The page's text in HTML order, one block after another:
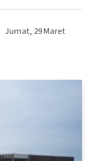
Jumat, 29 Maret